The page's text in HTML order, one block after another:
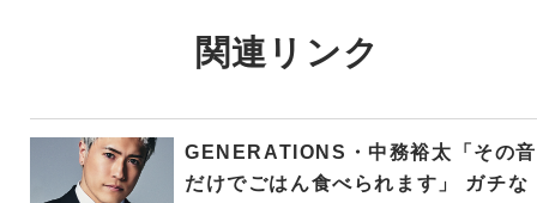
関連リンク
GENERATIONS・中務裕太「その音
だけでごはん食べられます」 ガチな